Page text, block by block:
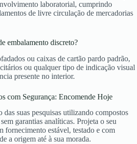
laboratorial, cumprindo
de livre circulação de mercadorias
embalamento discreto?
ou caixas de cartão pardo padrão,
ou qualquer tipo de indicação visual
presente no interior.
com Segurança: Encomende Hoje
das suas pesquisas utilizando compostos
garantias analíticas. Projeta o seu
fornecimento estável, testado e com
a origem até à sua morada.